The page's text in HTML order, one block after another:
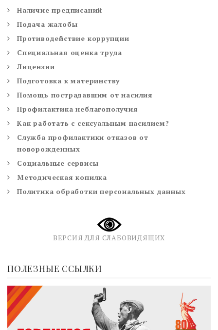
Наличие предписаний
Подача жалобы
Противодействие коррупции
Специальная оценка труда
Лицензии
Подготовка к материнству
Помощь пострадавшим от насилия
Профилактика неблагополучия
Как работать с сексуальным насилием?
Служба профилактики отказов от
новорожденных
Социальные сервисы
Методическая копилка
Политика обработки персональных данных
ВЕРСИЯ ДЛЯ СЛАБОВИДЯЩИХ
ПОЛЕЗНЫЕ ССЫЛКИ